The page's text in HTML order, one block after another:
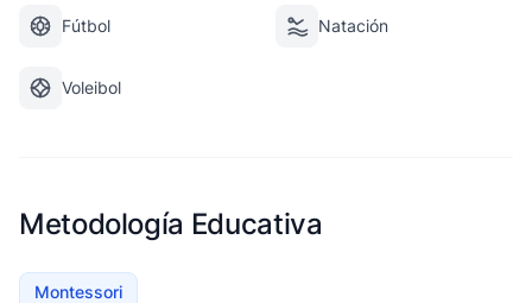
Fútbol Natación
Voleibol
Metodología Educativa
Montessori